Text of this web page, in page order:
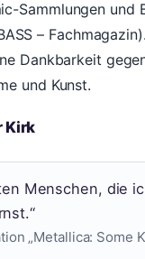
Sammlungen
–
Dankbarkeit
und Kunst.
Kirk
Menschen, die
„Metallica: Some